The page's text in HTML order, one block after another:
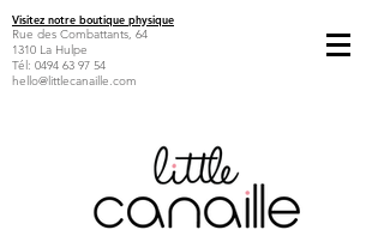
Visitez notre boutique physique
Rue des Combattants, 64
1310 La Hulpe
Tél: 0494 63 97 54
hello@littlecanaille.com